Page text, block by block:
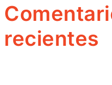
recientes